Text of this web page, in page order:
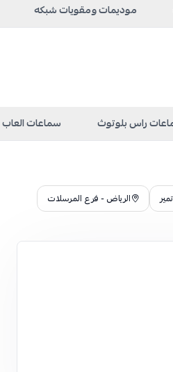
موديمات ومقويات شبكه
راس بلوتوث سماعات العاب
الرياض - فرع المرسلات